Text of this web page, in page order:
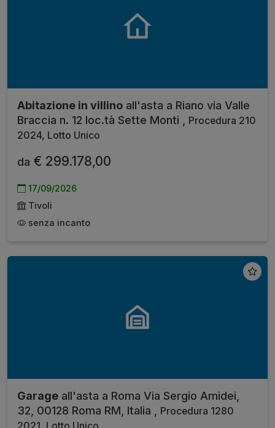
Abitazione in villino all'asta a Riano via Valle
Braccia n. 12 loc.tà Sette Monti ,
Procedura 210
2024, Lotto Unico
da € 299.178,00
17/09/2026
Tivoli
senza incanto
Garage all'asta a Roma Via Sergio Amidei,
32, 00128 Roma RM, Italia ,
Procedura 1280